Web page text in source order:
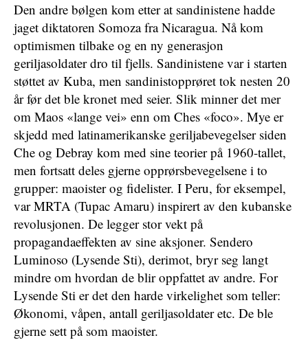
Den andre bølgen kom etter at sandinistene hadde
jaget diktatoren Somoza fra Nicaragua. Nå kom
optimismen tilbake og en ny generasjon
geriljasoldater dro til fjells. Sandinistene var i starten
støttet av Kuba, men sandinistopprøret tok nesten 20
år før det ble kronet med seier. Slik minner det mer
om Maos «lange vei» enn om Ches «foco». Mye er
skjedd med latinamerikanske geriljabevegelser siden
Che og Debray kom med sine teorier på 1960-tallet,
men fortsatt deles gjerne opprørsbevegelsene i to
grupper: maoister og fidelister. I Peru, for eksempel,
var MRTA (Tupac Amaru) inspirert av den kubanske
revolusjonen. De legger stor vekt på
propagandaeffekten av sine aksjoner. Sendero
Luminoso (Lysende Sti), derimot, bryr seg langt
mindre om hvordan de blir oppfattet av andre. For
Lysende Sti er det den harde virkelighet som teller:
Økonomi, våpen, antall geriljasoldater etc. De ble
gjerne sett på som maoister.